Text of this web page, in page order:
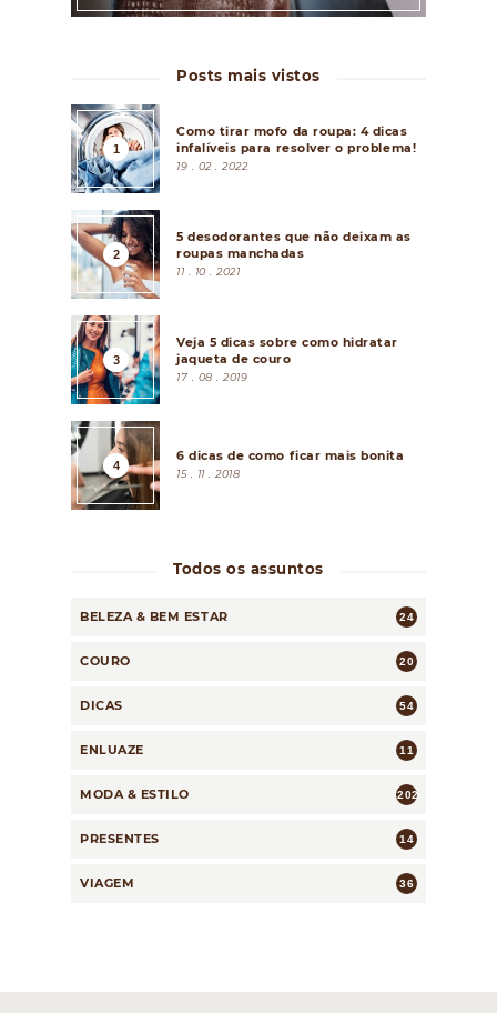
Posts mais vistos
Como tirar mofo da roupa: 4 dicas
infalíveis para resolver o problema!
19 . 02 . 2022
5 desodorantes que não deixam as
roupas manchadas
11 . 10 . 2021
Veja 5 dicas sobre como hidratar
jaqueta de couro
17 . 08 . 2019
6 dicas de como ficar mais bonita
15 . 11 . 2018
Todos os assuntos
BELEZA & BEM ESTAR 24
COURO 20
DICAS 54
ENLUAZE 11
MODA & ESTILO 202
PRESENTES 14
VIAGEM 36